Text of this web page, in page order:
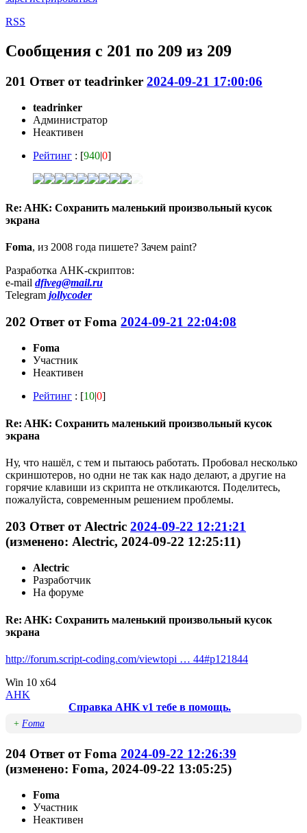
RSS
Сообщения с 201 по 209 из 209
201 Ответ отteadrinker 2024-09-21 17:00:06
teadrinker
Администратор
Неактивен
Рейтинг : [940|0]
Re: AHK: Сохранить маленький произвольный кусок
экрана
Foma, из 2008 года пишете? Зачем paint?
Разработка AHK-скриптов:
e-mail dfiveg@mail.ru
Telegram jollycoder
202 Ответ отFoma 2024-09-21 22:04:08
Foma
Участник
Неактивен
Рейтинг : [10|0]
Re: AHK: Сохранить маленький произвольный кусок
экрана
Ну, что нашёл, с тем и пытаюсь работать. Пробовал несколько
скриншотеров, но одни не так как надо делают, а другие на
горячие клавиши из скрипта не откликаются. Поделитесь,
пожалуйста, современным решением проблемы.
203 Ответ от Alectric 2024-09-22 12:21:21
(изменено: Alectric, 2024-09-22 12:25:11)
Alectric
Разработчик
На форуме
Re: AHK: Сохранить маленький произвольный кусок
экрана
http://forum.script-coding.com/viewtopi … 44#p121844
Win 10 x64
AHK
Справка AHK v1 тебе в помощь.
+ Foma
204 Ответ отFoma 2024-09-22 12:26:39
(изменено: Foma, 2024-09-22 13:05:25)
Foma
Участник
Неактивен